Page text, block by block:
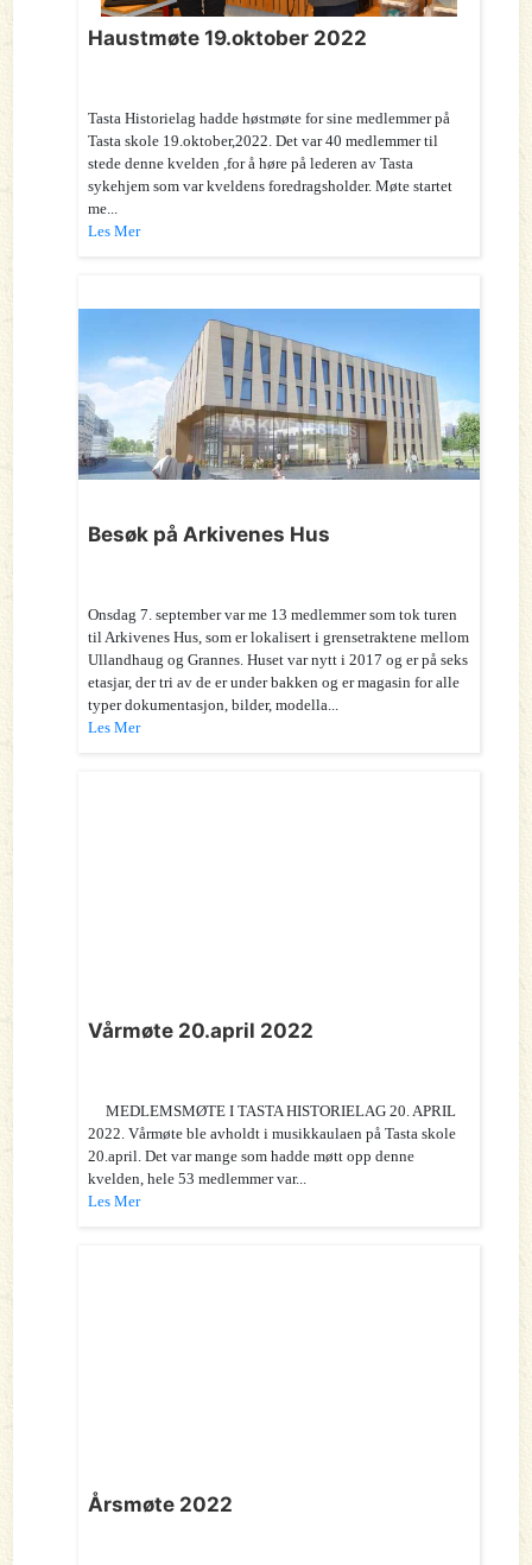
Haustmøte 19.oktober 2022
Tasta Historielag hadde høstmøte for sine medlemmer på
Tasta skole 19.oktober,2022. Det var 40 medlemmer til
stede denne kvelden ,for å høre på lederen av Tasta
sykehjem som var kveldens foredragsholder. Møte startet
me...
Les Mer
Besøk på Arkivenes Hus
Onsdag 7. september var me 13 medlemmer som tok turen
til Arkivenes Hus, som er lokalisert i grensetraktene mellom
Ullandhaug og Grannes. Huset var nytt i 2017 og er på seks
etasjar, der tri av de er under bakken og er magasin for alle
typer dokumentasjon, bilder, modella...
Les Mer
Vårmøte 20.april 2022
MEDLEMSMØTE I TASTA HISTORIELAG 20. APRIL
2022. Vårmøte ble avholdt i musikkaulaen på Tasta skole
20.april. Det var mange som hadde møtt opp denne
kvelden, hele 53 medlemmer var...
Les Mer
Årsmøte 2022